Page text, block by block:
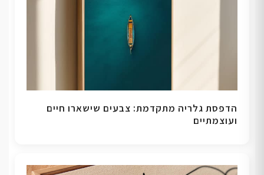
הדפסת גלריה מתקדמת: צבעים שישארו חיים
ועוצמתיים